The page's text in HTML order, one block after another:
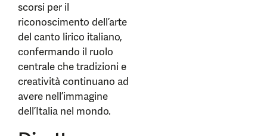
scorsi per il
riconoscimento dell’arte
del canto lirico italiano,
confermando il ruolo
centrale che tradizioni e
creatività continuano ad
avere nell’immagine
dell’Italia nel mondo.